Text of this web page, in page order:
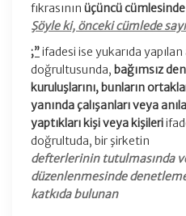
fıkrasının üçüncü cümlesinde
Şöyle ki, önceki cümlede
;”ifadesi ise yukarıda
doğrultusunda, bağımsız
kuruluşlarını, bunların
yanında çalışanları veya
yaptıkları kişi veya kişileri
doğrultuda, bir şirketin
defterlerinin tutulmasında
düzenlenmesinde
katkıda bulunan